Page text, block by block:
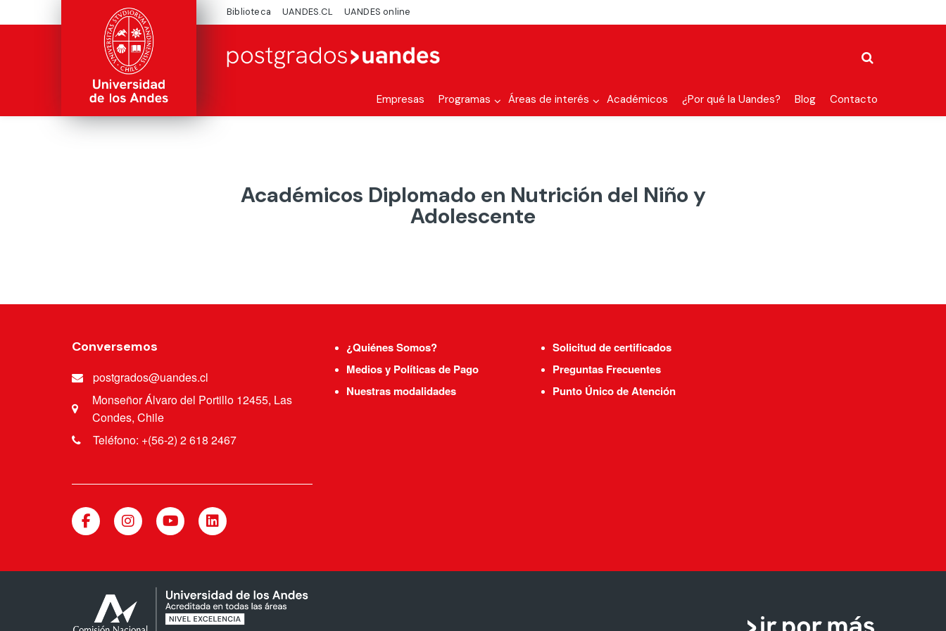
Biblioteca UANDES.CL UANDES online
Empresas Programas Áreas de interés Académicos ¿Por qué la Uandes? Blog Contacto
Académicos Diplomado en Nutrición del Niño y
Adolescente
Conversemos
postgrados@uandes.cl
Monseñor Álvaro del Portillo 12455, Las
Condes, Chile
Teléfono: +(56-2) 2 618 2467
¿Quiénes Somos?
Medios y Políticas de Pago
Nuestras modalidades
Solicitud de certificados
Preguntas Frecuentes
Punto Único de Atención